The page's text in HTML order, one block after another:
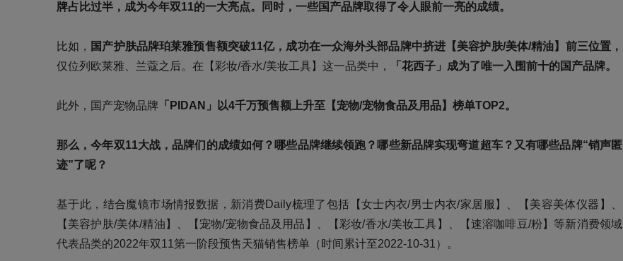
牌占比过半，成为今年双11的一大亮点。同时，一些国产品牌取得了令人眼前一亮的成绩。
比如， 国产护肤品牌珀莱雅预售额突破11亿，成功在一众海外头部品牌中挤进【美容护肤/美体/精油】前三位置，
仅位列欧莱雅、兰蔻之后。在【彩妆/香水/美妆工具】这一品类中，
「花西子」成为了唯一入围前十的国产品牌。
此外，国产宠物品牌 「PIDAN」以4千万预售额上升至【宠物/宠物食品及用品】榜单TOP2。
那么，今年双11大战，品牌们的成绩如何？哪些品牌继续领跑？哪些新品牌实现弯道超车？又有哪些品牌“销声匿
迹”了呢？
基于此，结合魔镜市场情报数据，新消费Daily梳理了包括【女士内衣/男士内衣/家居服】、【美容美体仪器】、
【美容护肤/美体/精油】、【宠物/宠物食品及用品】、【彩妆/香水/美妆工具】、【速溶咖啡豆/粉】等新消费领域
代表品类的2022年双11第一阶段预售天猫销售榜单 （时间累计至2022-10-31） 。